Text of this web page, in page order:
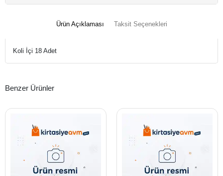
Ürün Açıklaması Taksit Seçenekleri
Koli İçi 18 Adet
Benzer Ürünler